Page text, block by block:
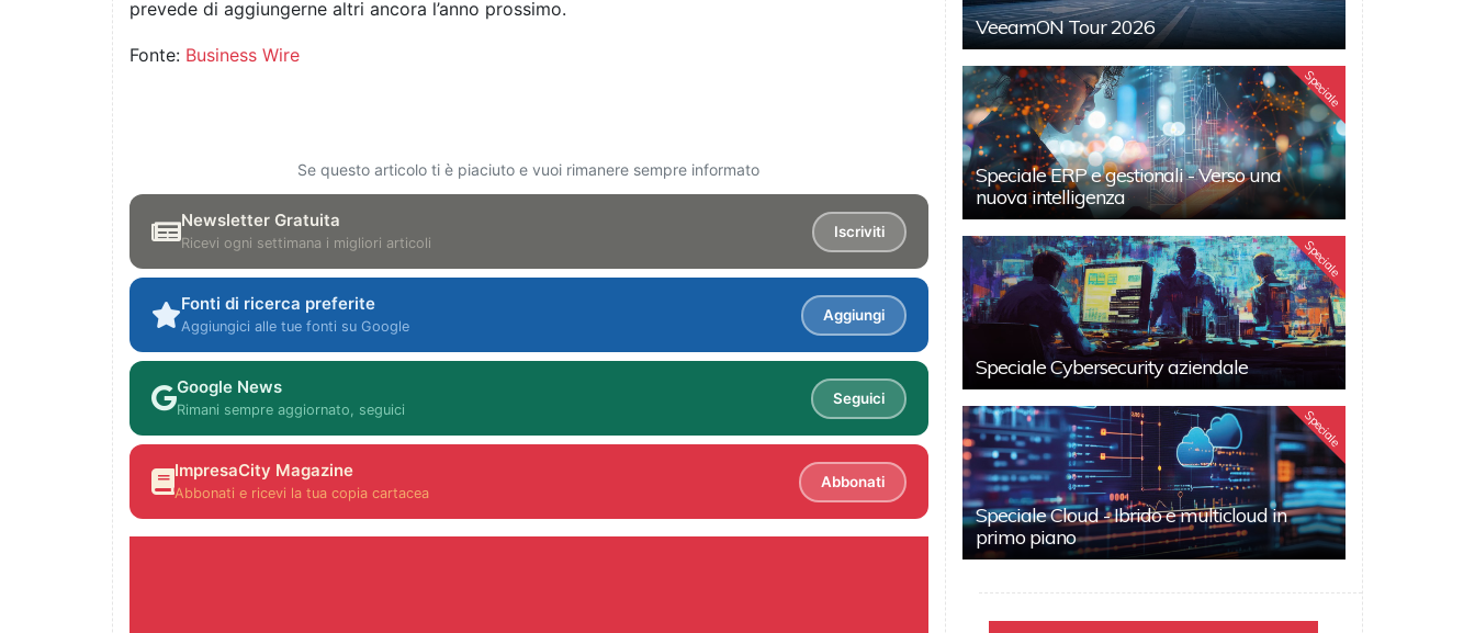
prevede di aggiungerne altri ancora l’anno prossimo.
Fonte: Business Wire
Se questo articolo ti è piaciuto e vuoi rimanere sempre informato
Newsletter Gratuita
Ricevi ogni settimana i migliori articoli
Iscriviti
Fonti di ricerca preferite
Aggiungici alle tue fonti su Google
Aggiungi
Google News
Rimani sempre aggiornato, seguici
Seguici
ImpresaCity Magazine
Abbonati e ricevi la tua copia cartacea
Abbonati
VeeamON Tour 2026
Speciale
Speciale ERP e gestionali - Verso una
nuova intelligenza
Speciale
Speciale Cybersecurity aziendale
Speciale
Speciale Cloud - Ibrido e multicloud in
primo piano